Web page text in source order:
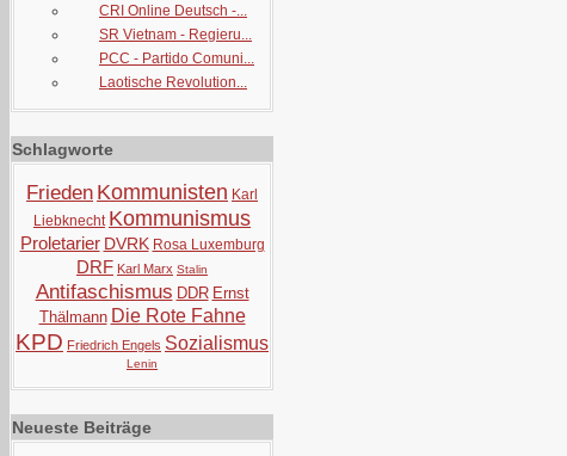
CRI Online Deutsch -...
SR Vietnam - Regieru...
PCC - Partido Comuni...
Laotische Revolution...
Schlagworte
Frieden Kommunisten Karl
Liebknecht Kommunismus
Proletarier DVRK Rosa Luxemburg
DRF Karl Marx Stalin
Antifaschismus DDR Ernst
Thälmann Die Rote Fahne
KPD Friedrich Engels Sozialismus
Lenin
Neueste Beiträge